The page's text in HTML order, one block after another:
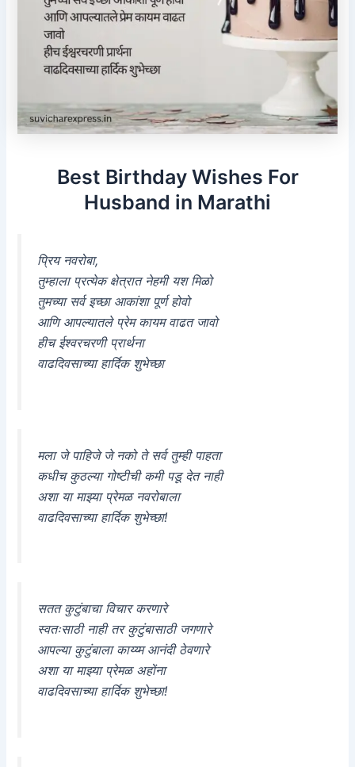
Best Birthday Wishes For
Husband in Marathi
प्रिय नवरोबा,
तुम्हाला प्रत्येक क्षेत्रात नेहमी यश मिळो
तुमच्या सर्व इच्छा आकांशा पूर्ण होवो
आणि आपल्यातले प्रेम कायम वाढत जावो
हीच ईश्वरचरणी प्रार्थना
वाढदिवसाच्या हार्दिक शुभेच्छा
मला जे पाहिजे जे नको ते सर्व तुम्ही पाहता
कधीच कुठल्या गोष्टीची कमी पडू देत नाही
अशा या माझ्या प्रेमळ नवरोबाला
वाढदिवसाच्या हार्दिक शुभेच्छा!
सतत कुटुंबाचा विचार करणारे
स्वतःसाठी नाही तर कुटुंबासाठी जगणारे
आपल्या कुटुंबाला काय्य्म आनंदी ठेवणारे
अशा या माझ्या प्रेमळ अहोंना
वाढदिवसाच्या हार्दिक शुभेच्छा!